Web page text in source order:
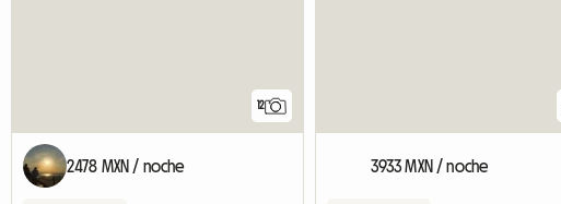
12
2478 MXN / noche 3933 MXN / noche